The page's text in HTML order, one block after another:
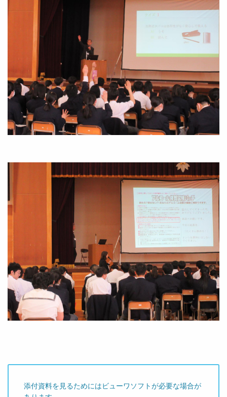
添付資料を見るためにはビューワソフトが必要な場合が